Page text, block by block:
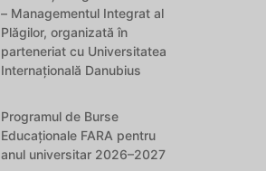
– Managementul Integrat al
Plăgilor, organizată în
parteneriat cu Universitatea
Internațională Danubius
Programul de Burse
Educaționale FARA pentru
anul universitar 2026–2027